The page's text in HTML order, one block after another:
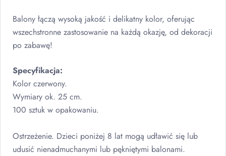
Balony łączą wysoką jakość i delikatny kolor, oferując
wszechstronne zastosowanie na każdą okazję, od dekoracji
po zabawę!
Specyfikacja:
Kolor czerwony.
Wymiary ok. 25 cm.
100 sztuk w opakowaniu.
Ostrzeżenie. Dzieci poniżej 8 lat mogą udławić się lub
udusić nienadmuchanymi lub pękniętymi balonami.